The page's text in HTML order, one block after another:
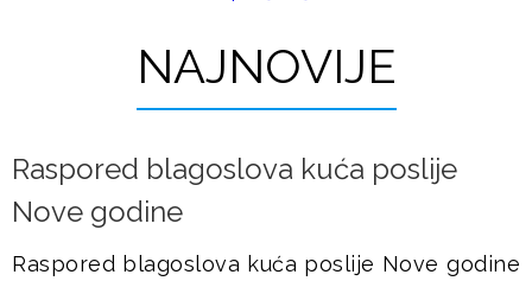
e
c
e
NAJNOVIJE
Raspored blagoslova kuća poslije
Nove godine
Raspored blagoslova kuća poslije Nove godine